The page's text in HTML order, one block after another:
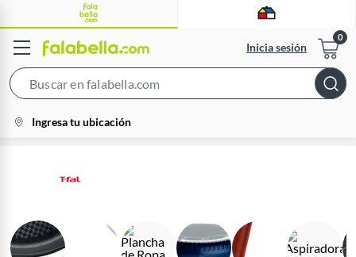
Inicia sesión
Bar
location-
icon
Ingresa tu ubicación